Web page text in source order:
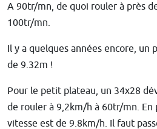
A 90tr/mn, de quoi rouler à près
100tr/mn.
Il y a quelques années encore, un
de 9.32m !
Pour le petit plateau, un 34x28
de rouler à 9,2km/h à 60tr/mn. En
vitesse est de 9.8km/h. Il faut